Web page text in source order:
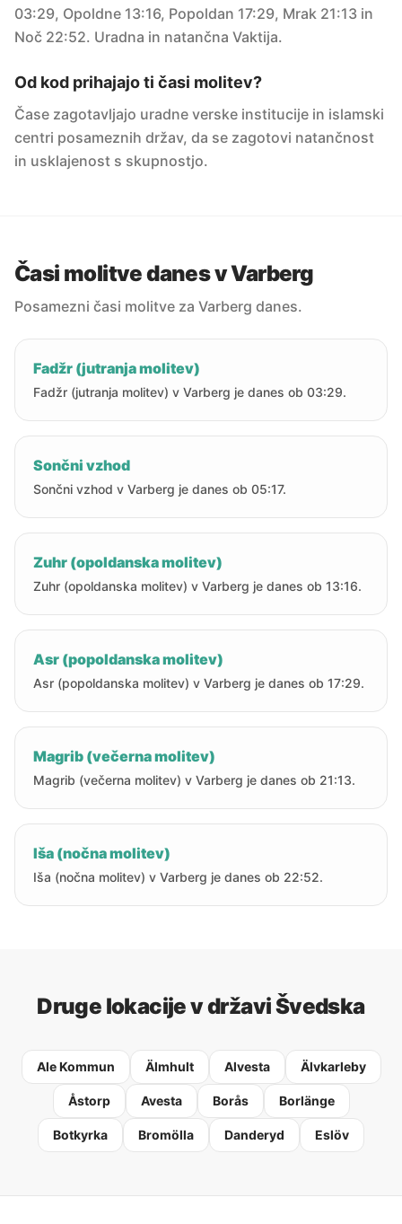
03:29, Opoldne 13:16, Popoldan 17:29, Mrak 21:13 in
Noč 22:52. Uradna in natančna Vaktija.
Od kod prihajajo ti časi molitev?
Čase zagotavljajo uradne verske institucije in islamski
centri posameznih držav, da se zagotovi natančnost
in usklajenost s skupnostjo.
Časi molitve danes v Varberg
Posamezni časi molitve za Varberg danes.
Fadžr (jutranja molitev)
Fadžr (jutranja molitev) v Varberg je danes ob 03:29.
Sončni vzhod
Sončni vzhod v Varberg je danes ob 05:17.
Zuhr (opoldanska molitev)
Zuhr (opoldanska molitev) v Varberg je danes ob 13:16.
Asr (popoldanska molitev)
Asr (popoldanska molitev) v Varberg je danes ob 17:29.
Magrib (večerna molitev)
Magrib (večerna molitev) v Varberg je danes ob 21:13.
Iša (nočna molitev)
Iša (nočna molitev) v Varberg je danes ob 22:52.
Druge lokacije v državi Švedska
Ale Kommun Älmhult Alvesta Älvkarleby
Åstorp Avesta Borås Borlänge
Botkyrka Bromölla Danderyd Eslöv